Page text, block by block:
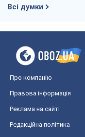
Всі думки
Про компанію
Правова інформація
Реклама на сайті
Редакційна політика